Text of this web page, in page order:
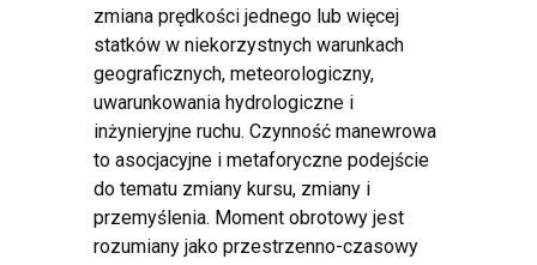
zmiana prędkości jednego lub więcej
statków w niekorzystnych warunkach
geograficznych, meteorologiczny,
uwarunkowania hydrologiczne i
inżynieryjne ruchu. Czynność manewrowa
to asocjacyjne i metaforyczne podejście
do tematu zmiany kursu, zmiany i
przemyślenia. Moment obrotowy jest
rozumiany jako przestrzenno-czasowy